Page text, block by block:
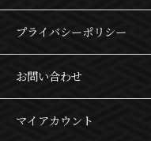
プライバシーポリシー
お問い合わせ
マイアカウント